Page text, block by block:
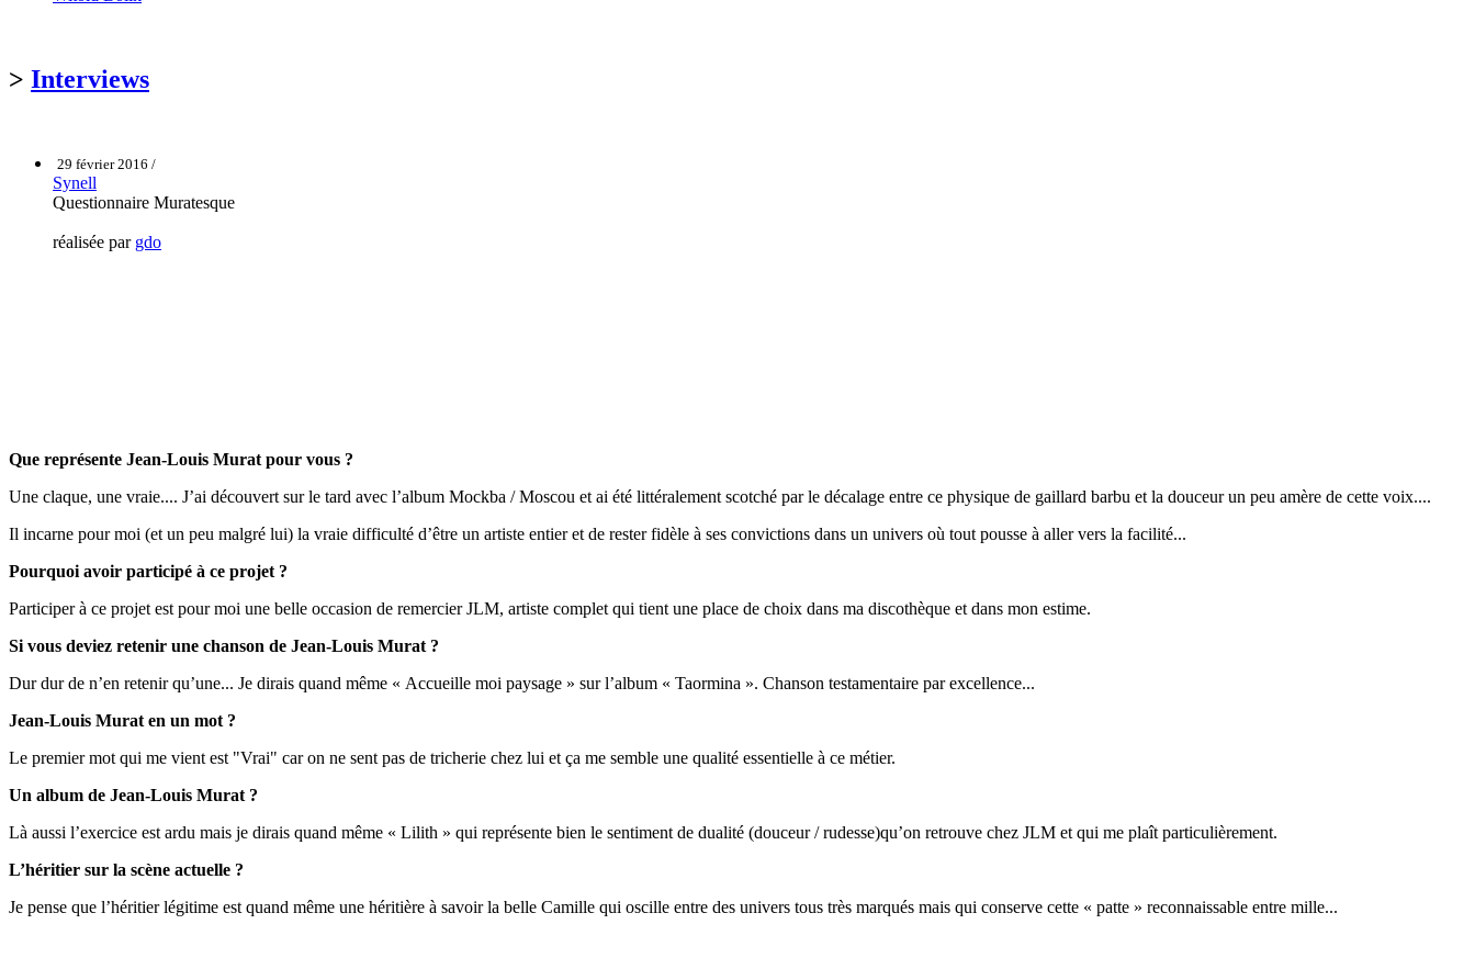
> Interviews
29 février 2016 /
Synell
Questionnaire Muratesque
réalisée par gdo
Que représente Jean-Louis Murat pour vous ?
Une claque, une vraie.... J’ai découvert sur le tard avec l’album Mockba / Moscou et ai été littéralement scotché par le décalage entre ce physique de gaillard barbu et la douceur un peu amère de cette voix....
Il incarne pour moi (et un peu malgré lui) la vraie difficulté d’être un artiste entier et de rester fidèle à ses convictions dans un univers où tout pousse à aller vers la facilité...
Pourquoi avoir participé à ce projet ?
Participer à ce projet est pour moi une belle occasion de remercier JLM, artiste complet qui tient une place de choix dans ma discothèque et dans mon estime.
Si vous deviez retenir une chanson de Jean-Louis Murat ?
Dur dur de n’en retenir qu’une... Je dirais quand même « Accueille moi paysage » sur l’album « Taormina ». Chanson testamentaire par excellence...
Jean-Louis Murat en un mot ?
Le premier mot qui me vient est "Vrai" car on ne sent pas de tricherie chez lui et ça me semble une qualité essentielle à ce métier.
Un album de Jean-Louis Murat ?
Là aussi l’exercice est ardu mais je dirais quand même « Lilith » qui représente bien le sentiment de dualité (douceur / rudesse)qu’on retrouve chez JLM et qui me plaît particulièrement.
L’héritier sur la scène actuelle ?
Je pense que l’héritier légitime est quand même une héritière à savoir la belle Camille qui oscille entre des univers tous très marqués mais qui conserve cette « patte » reconnaissable entre mille...